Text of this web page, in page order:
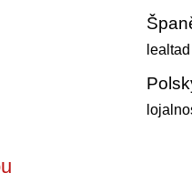
lealtad